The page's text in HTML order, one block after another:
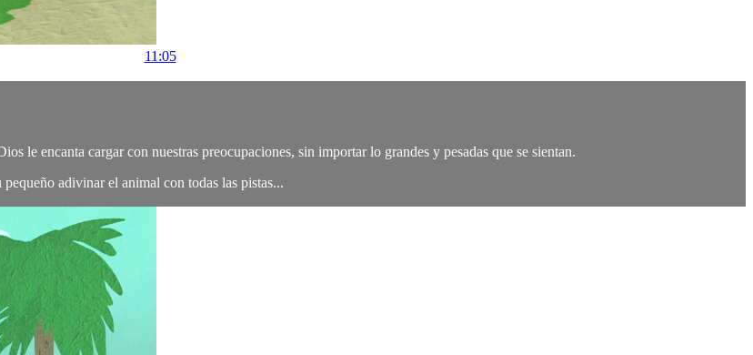
11:05
le encanta cargar con nuestras preocupaciones, sin importar lo grandes y pesadas que se sientan.
adivinar el animal con todas las pistas...